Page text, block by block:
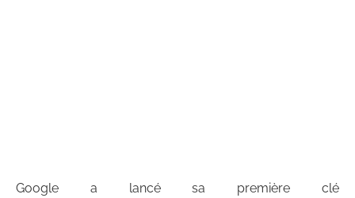
Google a lancé sa première clé